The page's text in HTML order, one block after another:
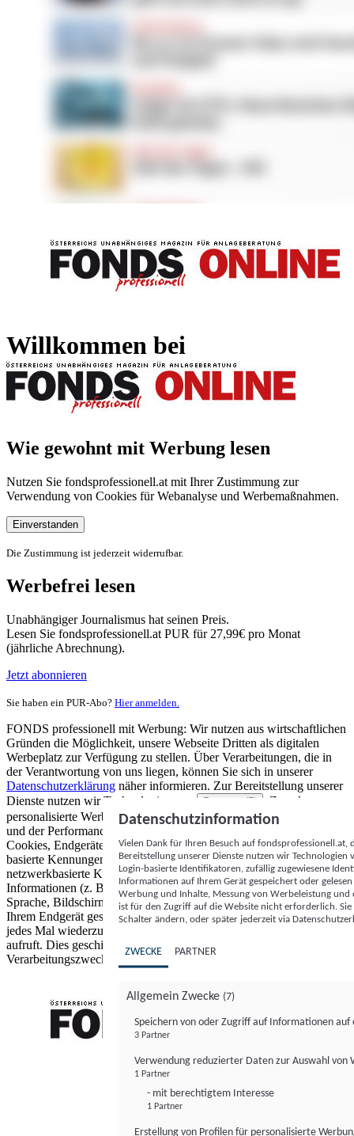
Willkommen bei
Wie gewohnt mit Werbung lesen
Nutzen Sie fondsprofessionell.at mit Ihrer Zustimmung zur
Verwendung von Cookies für Webanalyse und Werbemaßnahmen.
Einverstanden
Die Zustimmung ist jederzeit widerrufbar.
Werbefrei lesen
Unabhängiger Journalismus hat seinen Preis.
Lesen Sie fondsprofessionell.at PUR für 27,99€ pro Monat
(jährliche Abrechnung).
Jetzt abonnieren
Sie haben ein PUR-Abo? Hier anmelden.
FONDS professionell mit Werbung: Wir nutzen aus wirtschaftlichen
Gründen die Möglichkeit, unsere Webseite Dritten als digitalen
Werbeplatz zur Verfügung zu stellen. Über Verarbeitungen, die in
der Verantwortung von uns liegen, können Sie sich in unserer
Datenschutzerklärung näher informieren. Zur Bereitstellung unserer
Dienste nutzen wir Technologien von
Partnern (5)
. Zwecke:
personalisierte Werbung und Inhalte, Messung von Werbeleistung
und der Performance von Inhalten sowie Zielgruppenforschung.
Cookies, Endgeräte- oder ähnliche Online-Kennungen (z. B. login-
basierte Kennungen, zufällig generierte Kennungen,
netzwerkbasierte Kennungen) können zusammen mit anderen
Informationen (z. B. Browsertyp und Browserinformationen,
Sprache, Bildschirmgröße, unterstützte Technologien usw.) auf
Ihrem Endgerät gespeichert oder von dort ausgelesen werden, um es
jedes Mal wiederzuerkennen, wenn es eine App oder einer Webseite
aufruft. Dies geschieht für einen oder mehrere der hier aufgeführten
Verarbeitungszwecke.
Datenschutzinformation
Vielen Dank für Ihren Besuch auf
Bereitstellung unserer Dienste nutzen wir Technologien
Login-basierte Identifikatoren, zufällig zugewiesene
Informationen auf Ihrem Gerät gespeichert oder
Werbung und Inhalte, Messung von Werbeleistung
ist für den Zugriff auf die Website nicht erforderlich.
Schalter ändern, oder später jederzeit via
ZWECKE PARTNER
Allgemein Zwecke (7)
Speichern von oder Zugriff auf Informationen auf
3 Partner
Verwendung reduzierter Daten zur Auswahl von
1 Partner
- mit berechtigtem Interesse
1 Partner
Erstellung von Profilen für personalisierte
FONDS professionell